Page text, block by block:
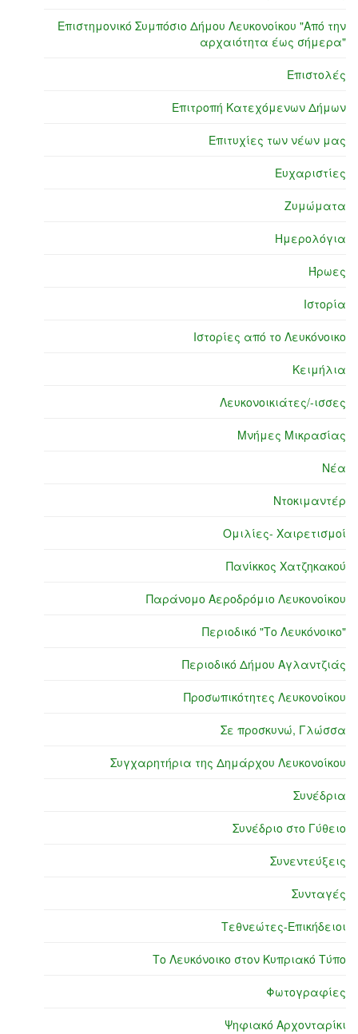
Επιστημονικό Συμπόσιο Δήμου Λευκονοίκου "Από την
αρχαιότητα έως σήμερα"
Επιστολές
Επιτροπή Κατεχόμενων Δήμων
Επιτυχίες των νέων μας
Ευχαριστίες
Ζυμώματα
Ημερολόγια
Ήρωες
Ιστορία
Ιστορίες από το Λευκόνοικο
Κειμήλια
Λευκονοικιάτες/-ισσες
Μνήμες Μικρασίας
Νέα
Ντοκιμαντέρ
Ομιλίες- Χαιρετισμοί
Πανίκκος Χατζηκακού
Παράνομο Αεροδρόμιο Λευκονοίκου
Περιοδικό "Το Λευκόνοικο"
Περιοδικό Δήμου Αγλαντζιάς
Προσωπικότητες Λευκονοίκου
Σε προσκυνώ, Γλώσσα
Συγχαρητήρια της Δημάρχου Λευκονοίκου
Συνέδρια
Συνέδριο στο Γύθειο
Συνεντεύξεις
Συνταγές
Τεθνεώτες-Επικήδειοι
Το Λευκόνοικο στον Κυπριακό Τύπο
Φωτογραφίες
Ψηφιακό Αρχονταρίκι